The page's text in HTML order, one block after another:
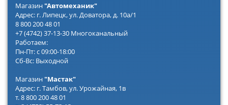
Магазин"Автомеханик"
Адрес: г. Липецк, ул. Доватора, д. 10а/1
8 800 200 48 01
+7 (4742) 37-13-30 Многоканальный
Работаем:
Пн-Пт: с 09:00-18:00
Сб-Вс: Выходной
Магазин"Мастак"
Адрес: г. Тамбов, ул. Урожайная, 1в
т. 8 800 200 48 01